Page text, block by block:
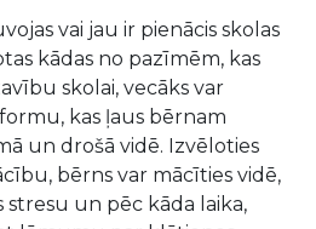
vai jau ir pienācis skolas
kādas no pazīmēm, kas
skolai, vecāks var
kas ļaus bērnam
un drošā vidē. Izvēloties
bērns var mācīties vidē,
stresu un pēc kāda laika,